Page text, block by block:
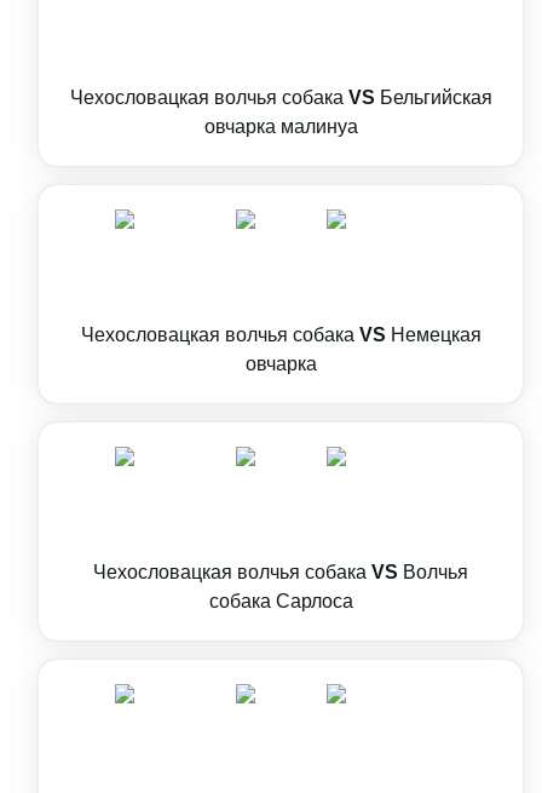
Чехословацкая волчья собака VS Бельгийская
овчарка малинуа
Чехословацкая волчья собака VS Немецкая
овчарка
Чехословацкая волчья собака VS Волчья
собака Сарлоса